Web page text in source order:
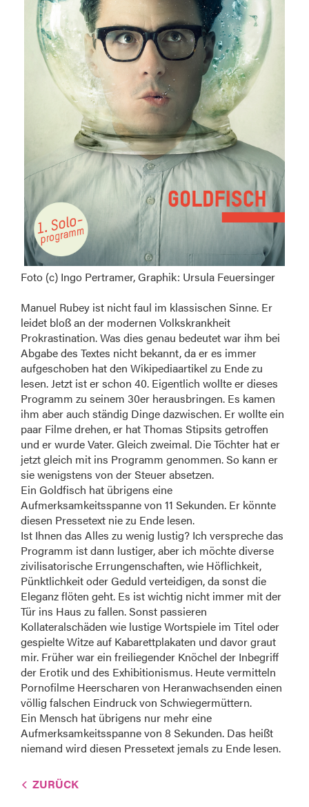
Foto (c) Ingo Pertramer, Graphik: Ursula Feuersinger
Manuel Rubey ist nicht faul im klassischen Sinne. Er
leidet bloß an der modernen Volkskrankheit
Prokrastination. Was dies genau bedeutet war ihm bei
Abgabe des Textes nicht bekannt, da er es immer
aufgeschoben hat den Wikipediaartikel zu Ende zu
lesen. Jetzt ist er schon 40. Eigentlich wollte er dieses
Programm zu seinem 30er herausbringen. Es kamen
ihm aber auch ständig Dinge dazwischen. Er wollte ein
paar Filme drehen, er hat Thomas Stipsits getroffen
und er wurde Vater. Gleich zweimal. Die Töchter hat er
jetzt gleich mit ins Programm genommen. So kann er
sie wenigstens von der Steuer absetzen.
Ein Goldfisch hat übrigens eine
Aufmerksamkeitsspanne von 11 Sekunden. Er könnte
diesen Pressetext nie zu Ende lesen.
Ist Ihnen das Alles zu wenig lustig? Ich verspreche das
Programm ist dann lustiger, aber ich möchte diverse
zivilisatorische Errungenschaften, wie Höflichkeit,
Pünktlichkeit oder Geduld verteidigen, da sonst die
Eleganz flöten geht. Es ist wichtig nicht immer mit der
Tür ins Haus zu fallen. Sonst passieren
Kollateralschäden wie lustige Wortspiele im Titel oder
gespielte Witze auf Kabarettplakaten und davor graut
mir. Früher war ein freiliegender Knöchel der Inbegriff
der Erotik und des Exhibitionismus. Heute vermitteln
Pornofilme Heerscharen von Heranwachsenden einen
völlig falschen Eindruck von Schwiegermüttern.
Ein Mensch hat übrigens nur mehr eine
Aufmerksamkeitsspanne von 8 Sekunden. Das heißt
niemand wird diesen Pressetext jemals zu Ende lesen.
ZURÜCK